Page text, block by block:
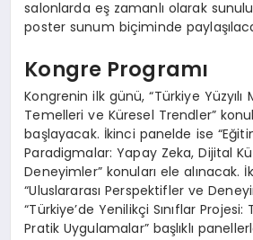
salonlarda eş zamanlı olarak
poster sunum biçiminde
Kongre Programı
Kongrenin ilk günü, “Türkiye Yüzyılı
Temelleri ve Küresel Trendler”
başlayacak. İkinci panelde ise
Paradigmalar: Yapay Zeka, Dijital
Deneyimler” konuları ele alınacak.
“Uluslararası Perspektifler ve
“Türkiye’de Yenilikçi Sınıflar
Pratik Uygulamalar” başlıklı